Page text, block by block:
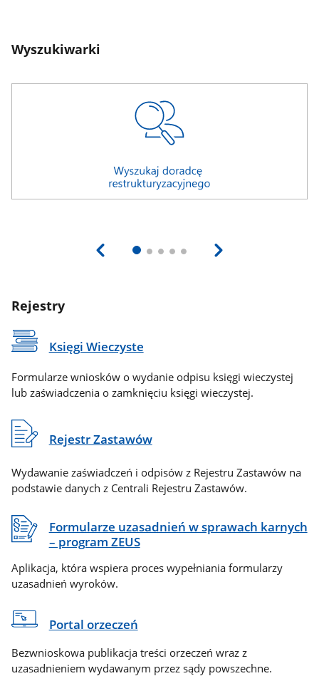
Wyszukiwarki
Rejestry
Księgi Wieczyste
Formularze wniosków o wydanie odpisu księgi wieczystej
lub zaświadczenia o zamknięciu księgi wieczystej.
Rejestr Zastawów
Wydawanie zaświadczeń i odpisów z Rejestru Zastawów na
podstawie danych z Centrali Rejestru Zastawów.
Formularze uzasadnień w sprawach karnych
– program ZEUS
Aplikacja, która wspiera proces wypełniania formularzy
uzasadnień wyroków.
Portal orzeczeń
Bezwnioskowa publikacja treści orzeczeń wraz z
uzasadnieniem wydawanym przez sądy powszechne.